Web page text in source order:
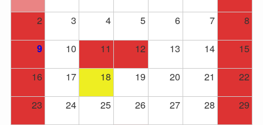
2
3 4 5 6 7 8
9 10 11 12 13 14
15
16
17 18 19 20 21
22
23
24 25 26 27 28
29